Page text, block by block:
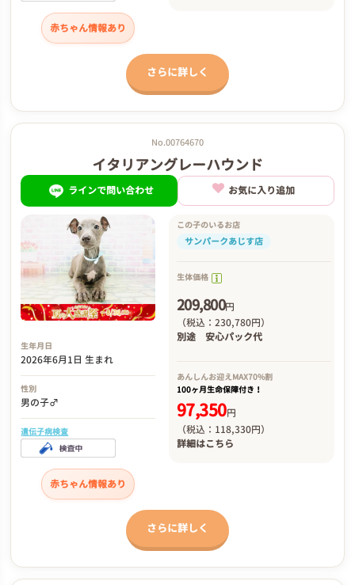
赤ちゃん情報あり
さらに詳しく
No.00764670
イタリアングレーハウンド
ラインで問い合わせ お気に入り追加
生年月日
2026年6月1日 生まれ
性別
男の子♂
遺伝子病検査
赤ちゃん情報あり
この子のいるお店
サンパークあじす店
生体価格
209,800円
（税込：230,780円）
別途 安心パック代
あんしんお迎え MAX70%割
100ヶ月生命保障付き！
97,350円
（税込：118,330円）
詳細はこちら
さらに詳しく